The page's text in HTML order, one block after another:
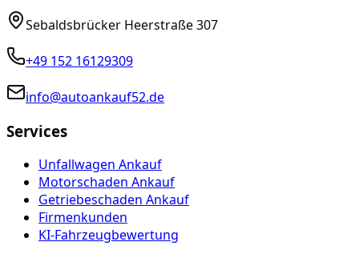
Sebaldsbrücker Heerstraße 307
+49 152 16129309
info@autoankauf52.de
Services
Unfallwagen Ankauf
Motorschaden Ankauf
Getriebeschaden Ankauf
Firmenkunden
KI-Fahrzeugbewertung